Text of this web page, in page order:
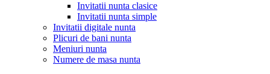
Invitatii nunta clasice
Invitatii nunta simple
Invitatii digitale nunta
Plicuri de bani nunta
Meniuri nunta
Numere de masa nunta